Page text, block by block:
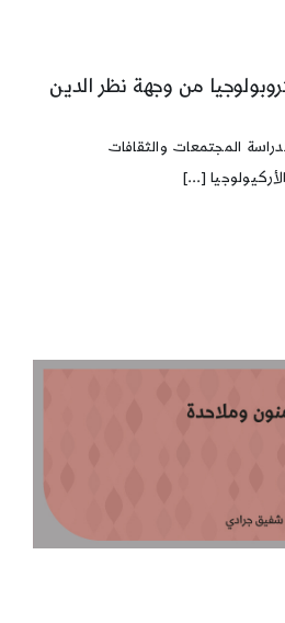
من وجهة نظر الدين
المجتمعات والثقافات
[...]